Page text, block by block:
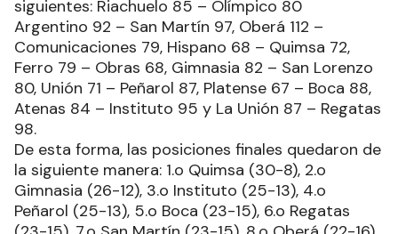
siguientes: Riachuelo 85 – Olímpico 80
Argentino 92 – San Martín 97, Oberá 112 –
Comunicaciones 79, Hispano 68 – Quimsa 72,
Ferro 79 – Obras 68, Gimnasia 82 – San Lorenzo
80, Unión 71 – Peñarol 87, Platense 67 – Boca 88,
Atenas 84 – Instituto 95 y La Unión 87 – Regatas
98.
De esta forma, las posiciones finales quedaron de
la siguiente manera: 1.o Quimsa (30-8), 2.o
Gimnasia (26-12), 3.o Instituto (25-13), 4.o
Peñarol (25-13), 5.o Boca (23-15), 6.o Regatas